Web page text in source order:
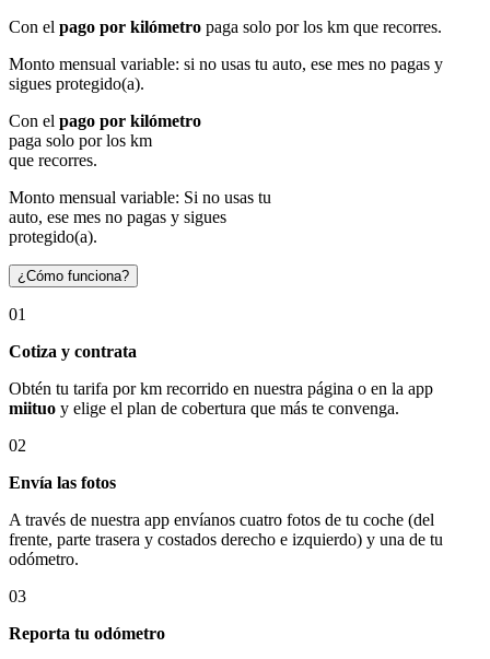
Con el pago por kilómetro paga solo por los km que recorres.
Monto mensual variable: si no usas tu auto, ese mes no pagas y
sigues protegido(a).
Con el pago por kilómetro
paga solo por los km
que recorres.
Monto mensual variable: Si no usas tu
auto, ese mes no pagas y sigues
protegido(a).
¿Cómo funciona?
01
Cotiza y contrata
Obtén tu tarifa por km recorrido en nuestra página o en la app
miituo y elige el plan de cobertura que más te convenga.
02
Envía las fotos
A través de nuestra app envíanos cuatro fotos de tu coche (del
frente, parte trasera y costados derecho e izquierdo) y una de tu
odómetro.
03
Reporta tu odómetro